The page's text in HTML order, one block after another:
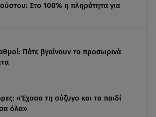
Στο 100% η πληρότητα για
Πότε βγαίνουν τα προσωρινά
«Έχασα τη σύζυγο και το παιδί
όλα»